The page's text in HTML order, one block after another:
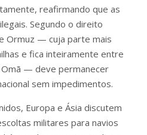
reafirmando que as
Segundo o direito
Ormuz — cuja parte mais
e fica inteiramente entre
— deve permanecer
sem impedimentos.
Europa e Ásia discutem
militares para navios